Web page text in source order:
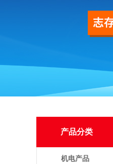
产品分类
机电产品